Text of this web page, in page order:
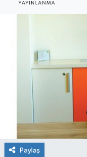
YAYINLANMA
Paylaş
ÜLKE
YAŞAM